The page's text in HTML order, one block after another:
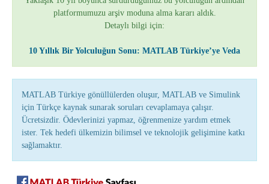
platformumuzu arşiv moduna alma kararı aldık.
Detaylı bilgi için:
10 Yıllık Bir Yolculuğun Sonu: MATLAB Türkiye’ye Veda
MATLAB Türkiye gönüllülerden oluşur, MATLAB ve Simulink
için Türkçe kaynak sunarak soruları cevaplamaya çalışır.
Ücretsizdir. Ödevlerinizi yapmaz, öğrenmenize yardım etmek
ister. Tek hedefi ülkemizin bilimsel ve teknolojik gelişimine katkı
sağlamaktır.